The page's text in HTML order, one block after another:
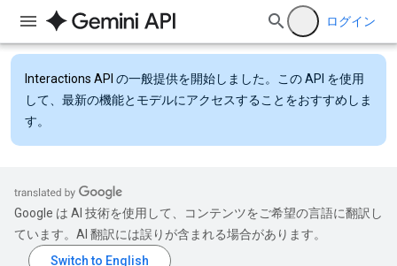
ログイン
Interactions API の一般提供を開始しました。この API を使用
して、最新の機能とモデルにアクセスすることをおすすめしま
す。
Google は AI 技術を使用して、コンテンツをご希望の言語に翻訳し
ています。AI 翻訳には誤りが含まれる場合があります。